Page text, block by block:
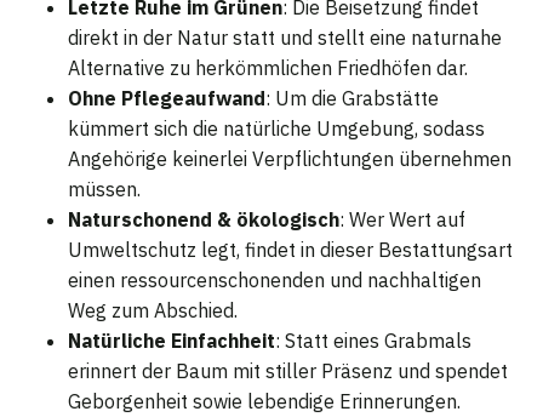
Letzte Ruhe im Grünen: Die Beisetzung findet
direkt in der Natur statt und stellt eine naturnahe
Alternative zu herkömmlichen Friedhöfen dar.
Ohne Pflegeaufwand: Um die Grabstätte
kümmert sich die natürliche Umgebung, sodass
Angehörige keinerlei Verpflichtungen übernehmen
müssen.
Naturschonend & ökologisch: Wer Wert auf
Umweltschutz legt, findet in dieser Bestattungsart
einen ressourcenschonenden und nachhaltigen
Weg zum Abschied.
Natürliche Einfachheit: Statt eines Grabmals
erinnert der Baum mit stiller Präsenz und spendet
Geborgenheit sowie lebendige Erinnerungen.